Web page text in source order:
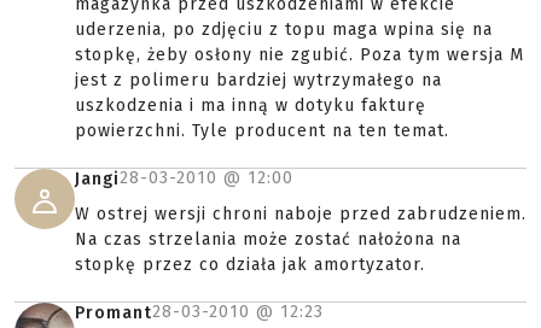
magazynka przed uszkodzeniami w efekcie
uderzenia, po zdjęciu z topu maga wpina się na
stopkę, żeby osłony nie zgubić. Poza tym wersja M
jest z polimeru bardziej wytrzymałego na
uszkodzenia i ma inną w dotyku fakturę
powierzchni. Tyle producent na ten temat.
Jangi28-03-2010 @ 12:00
W ostrej wersji chroni naboje przed zabrudzeniem.
Na czas strzelania może zostać nałożona na
stopkę przez co działa jak amortyzator.
Promant28-03-2010 @ 12:23